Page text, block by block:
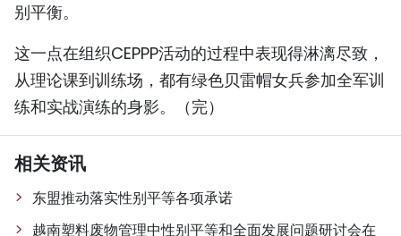
别平衡。
这一点在组织CEPPP活动的过程中表现得淋漓尽致，
从理论课到训练场，都有绿色贝雷帽女兵参加全军训
练和实战演练的身影。（完）
相关资讯
东盟推动落实性别平等各项承诺
越南塑料废物管理中性别平等和全面发展问题研讨会在